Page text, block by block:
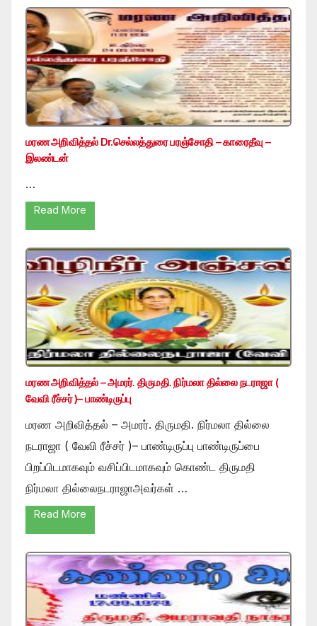
மரண அறிவித்தல் Dr.செல்லத்துரை பரஞ்சோதி – காரைதீவு –
இலண்டன்
…
Read More
மரண அறிவித்தல் – அமரர். திருமதி. நிர்மலா தில்லை நடராஜா (
வேவி ரீச்சர் )– பாண்டிருப்பு
மரண அறிவித்தல் – அமரர். திருமதி. நிர்மலா தில்லை
நடராஜா ( வேவி ரீச்சர் )– பாண்டிருப்பு பாண்டிருப்பை
பிறப்பிடமாகவும் வசிப்பிடமாகவும் கொண்ட திருமதி
நிர்மலா தில்லைநடராஜாஅவர்கள் …
Read More